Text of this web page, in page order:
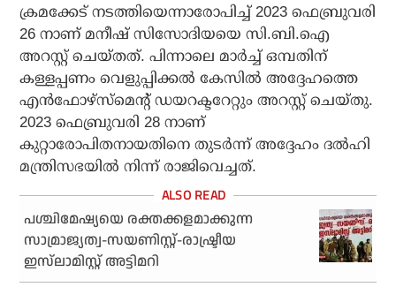
ക്രമക്കേട് നടത്തിയെന്നാരോപിച്ച് 2023 ഫെബ്രുവരി
26 നാണ് മനീഷ് സിസോദിയയെ സി.ബി.ഐ
അറസ്റ്റ് ചെയ്തത്. പിന്നാലെ മാര്‍ച്ച് ഒമ്പതിന്
കള്ളപ്പണം വെളുപ്പിക്കല്‍ കേസില്‍ അദ്ദേഹത്തെ
എന്‍ഫോഴ്‌സ്‌മെന്റ് ഡയറക്ടറേറ്റും അറസ്റ്റ് ചെയ്തു.
2023 ഫെബ്രുവരി 28 നാണ്
കുറ്റാരോപിതനായതിനെ തുടര്‍ന്ന് അദ്ദേഹം ദല്‍ഹി
മന്ത്രിസഭയില്‍ നിന്ന് രാജിവെച്ചത്.
പശ്ചിമേഷ്യയെ രക്തക്കളമാക്കുന്ന
സാമ്രാജ്യത്വ-സയണിസ്റ്റ്-രാഷ്ട്രീയ
ഇസ്‌ലാമിസ്റ്റ് അട്ടിമറി